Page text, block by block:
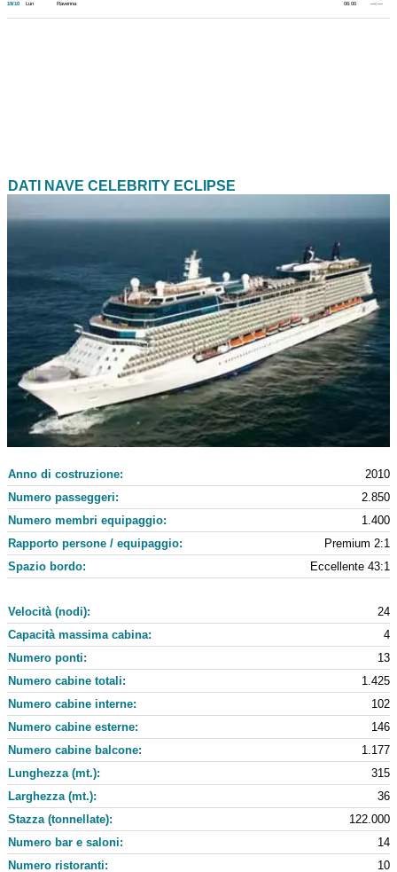
---:---
06:00
19/10 Lun Ravenna
DATI NAVE CELEBRITY ECLIPSE
Anno di costruzione:
2010
Numero passeggeri:
2.850
Numero membri equipaggio:
1.400
Rapporto persone / equipaggio:
Premium 2:1
Spazio bordo:
Eccellente 43:1
24
Velocità (nodi):
4
Capacità massima cabina:
Numero ponti:
13
Numero cabine totali:
1.425
Numero cabine interne:
102
Numero cabine esterne:
146
Numero cabine balcone:
1.177
Lunghezza (mt.):
315
Larghezza (mt.):
36
Stazza (tonnellate):
122.000
Numero bar e saloni:
14
Numero ristoranti:
10